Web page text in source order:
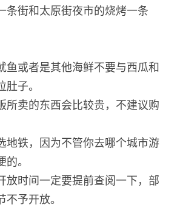
条街和太原街夜市的烧烤一条
或者是其他海鲜不要与西瓜和
子。
卖的东西会比较贵，不建议购
铁，因为不管你去哪个城市游
。
时间一定要提前查阅一下，部
予开放。